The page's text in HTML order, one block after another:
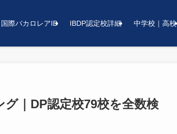
国際バカロレアIB IBDP認定校詳細 中学校｜高校
グ｜DP認定校79校を全数検